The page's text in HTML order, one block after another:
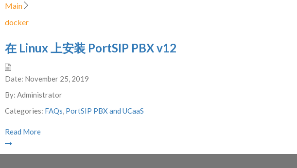
Main
docker
在 Linux 上安装 PortSIP PBX v12
Date: November 25, 2019
By: Administrator
Categories: FAQs, PortSIP PBX and UCaaS
Read More